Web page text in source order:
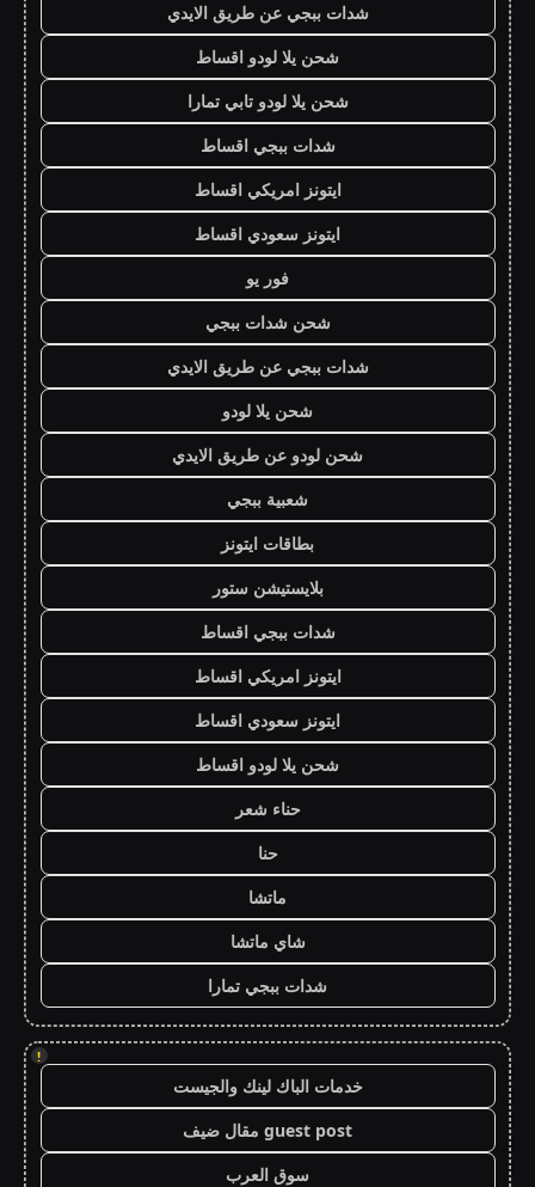
شدات ببجي عن طريق الايدي
شحن يلا لودو اقساط
شحن يلا لودو تابي تمارا
شدات ببجي اقساط
ايتونز امريكي اقساط
ايتونز سعودي اقساط
فور يو
شحن شدات ببجي
شدات ببجي عن طريق الايدي
شحن يلا لودو
شحن لودو عن طريق الايدي
شعبية ببجي
بطاقات ايتونز
بلايستيشن ستور
شدات ببجي اقساط
ايتونز امريكي اقساط
ايتونز سعودي اقساط
شحن يلا لودو اقساط
حناء شعر
حنا
ماتشا
شاي ماتشا
شدات ببجي تمارا
!
خدمات الباك لينك والجيست
guest post مقال ضيف
سوق العرب